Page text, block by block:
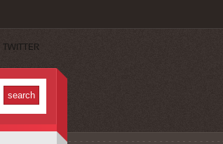
TWITTER